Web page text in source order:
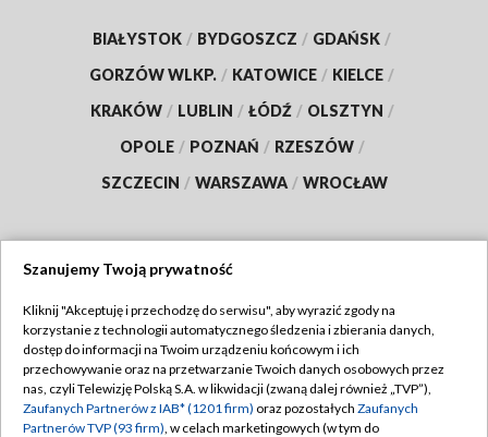
BIAŁYSTOK / BYDGOSZCZ / GDAŃSK /
GORZÓW WLKP. / KATOWICE / KIELCE /
KRAKÓW / LUBLIN / ŁÓDŹ / OLSZTYN /
OPOLE / POZNAŃ / RZESZÓW /
SZCZECIN / WARSZAWA / WROCŁAW
TVP
Abonament TVP
Emisja w TVP
Regulamin TVP
Polityka prywatności
Szanujemy Twoją prywatność
Kliknij "Akceptuję i przechodzę do serwisu", aby wyrazić zgody na
korzystanie z technologii automatycznego śledzenia i zbierania danych,
dostęp do informacji na Twoim urządzeniu końcowym i ich
przechowywanie oraz na przetwarzanie Twoich danych osobowych przez
nas, czyli Telewizję Polską S.A. w likwidacji (zwaną dalej również „TVP”),
Zaufanych Partnerów z IAB* (1201 firm) oraz pozostałych Zaufanych
Partnerów TVP (93 firm), w celach marketingowych (w tym do